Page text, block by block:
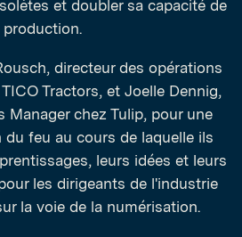
et doubler sa capacité de
production.
directeur des opérations
Tractors, et Joelle Dennig,
Manager chez Tulip, pour une
feu au cours de laquelle ils
leurs idées et leurs
les dirigeants de l'industrie
la voie de la numérisation.